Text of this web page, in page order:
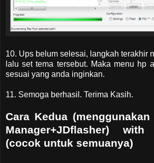
10. Ups belum selesai, langkah terakhir
lalu set tema tersebut. Maka menu hp
sesuai yang anda inginkan.
11. Semoga berhasil. Terima Kasih.
Cara Kedua
Manager+JDflasher)
(cocok untuk semuanya)